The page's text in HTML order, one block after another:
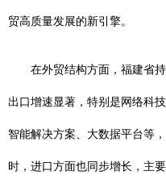
贸高质量发展的新引擎。
在外贸结构方面，福建省
出口增速显著，特别是网络科
智能解决方案、大数据平台等
时，进口方面也同步增长，主